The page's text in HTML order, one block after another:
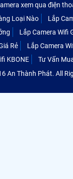
xem qua điện
Loại Nào
Lắp
Lắp Camera Wifi
Rẻ
Lắp Camera
KBONE
Tư Vấn
An Thành Phát. All